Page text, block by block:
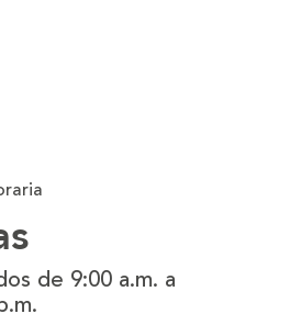
de 9:00 a.m. a